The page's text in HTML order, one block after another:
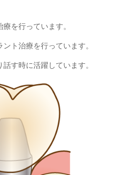
を行っています。
ト治療を行っています。
す時に活躍しています。